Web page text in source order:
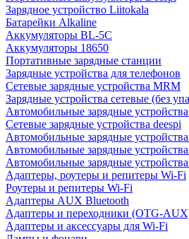
Зарядное устройство Liitokala
Батарейки Alkaline
Аккумуляторы BL-5C
Аккумуляторы 18650
Портативные зарядные станции
Зарядные устройства для телефонов
Сетевые зарядные устройства MRM
Зарядные устройства сетевые (без
Автомобильные зарядные
Сетевые зарядные устройства deespi
Автомобильные зарядные
Автомобильные зарядные
Автомобильные зарядные
Адаптеры, роутеры и репитеры Wi-Fi
Роутеры и репитеры Wi-Fi
Адаптеры AUX Bluetooth
Адаптеры и переходники (OTG-
Адаптеры и аксессуары для Wi-Fi